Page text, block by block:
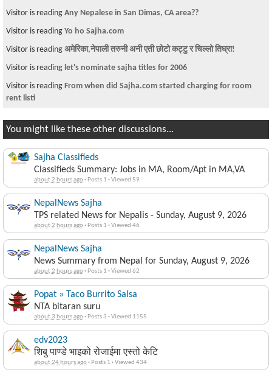
Visitor is reading Any Nepalese in San Dimas, CA area??
Visitor is reading Yo ho Sajha.com
Visitor is reading अमेरिका,नेपाली तरुनी अनी एती छोटो कट्टु र चिल्लो तिघ्रा!
Visitor is reading let's nominate sajha titles for 2006
Visitor is reading From when did Sajha.com started charging for room
rent listi
You might like these other discussions...
Sajha Classifieds
Classifieds Summary: Jobs in MA, Room/Apt in MA,VA
about 2 hours ago· Posts 1 ·Viewed 59
NepalNews Sajha
TPS related News for Nepalis - Sunday, August 9, 2026
about 2 hours ago· Posts 1 ·Viewed 46
NepalNews Sajha
News Summary from Nepal for Sunday, August 9, 2026
about 2 hours ago· Posts 1 ·Viewed 62
Popat » Taco Burrito Salsa
NTA bitaran suru
about 3 hours ago· Posts 3 ·Viewed 1155
edv2023
शिबु पाण्डे भाइको रोजाईमा एस्तो केटि
about 24 hours ago· Posts 1 ·Viewed 434